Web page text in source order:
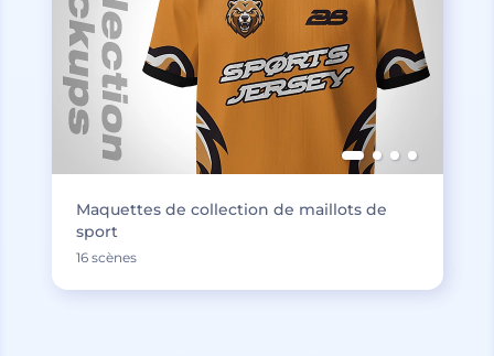
Maquettes de collection de maillots de
sport
16 scènes